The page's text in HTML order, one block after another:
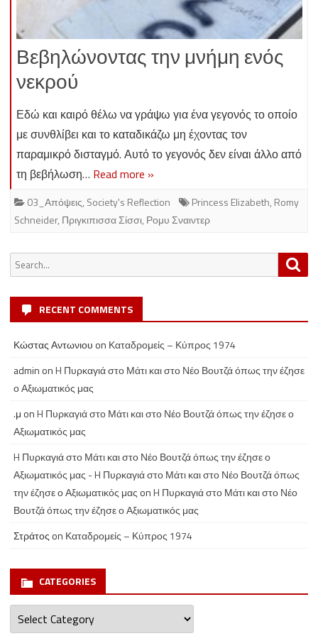
Βεβηλώνοντας την μνήμη ενός
νεκρού
Εδώ και καιρό θέλω να γράψω για ένα γεγονός το οποίο
με συνθλίβει και το καταδικάζω μη έχοντας τον
παραμικρό δισταγμό. Αυτό το γεγονός δεν είναι άλλο από
τη βεβήλωση… Read more »
03_Απόψεις, Society's Reflection Princess Elizabeth, Romy
Schneider, Πριγκιπισσα Σίσσι, Ρομυ Σναιντερ
Search
for:
RECENT COMMENTS
Κώστας Αντωνιου on Καταδρομείς – Κύπρος 1974
admin onH Πυρκαγιά στο Μάτι και στο Νέο Βουτζά όπως την έζησε
ο Αξιωματικός μας
.μ onH Πυρκαγιά στο Μάτι και στο Νέο Βουτζά όπως την έζησε ο
Αξιωματικός μας
H Πυρκαγιά στο Μάτι και στο Νέο Βουτζά όπως την έζησε ο
Αξιωματικός μας - H Πυρκαγιά στο Μάτι και στο Νέο Βουτζά όπως
την έζησε ο Αξιωματικός μαςonH Πυρκαγιά στο Μάτι και στο Νέο
Βουτζά όπως την έζησε ο Αξιωματικός μας
Στράτοςon Καταδρομείς – Κύπρος 1974
CATEGORIES
Categories